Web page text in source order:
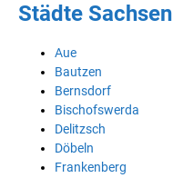
Städte Sachsen
Aue
Bautzen
Bernsdorf
Bischofswerda
Delitzsch
Döbeln
Frankenberg